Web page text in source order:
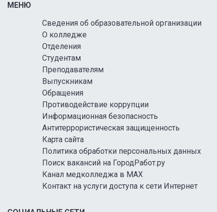
МЕНЮ
Сведения об образовательной организации
О колледже
Отделения
Студентам
Преподавателям
Выпускникам
Обращения
Противодействие коррупции
Информационная безопасность
Антитеррористическая защищенность
Карта сайта
Политика обработки персональных данных
Поиск вакансий на ГородРабот.ру
Канал медколледжа в MAX
Контакт на услуги доступа к сети Интернет